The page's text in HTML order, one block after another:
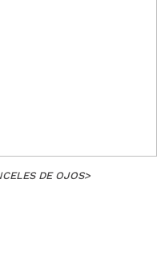
DE OJOS>